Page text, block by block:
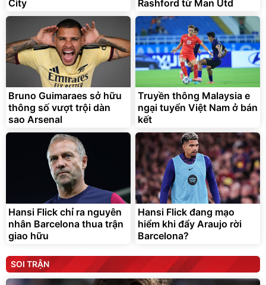
City Rashford từ Man Utd
Bruno Guimaraes sở hữu
thông số vượt trội dàn
sao Arsenal
Truyền thông Malaysia e
ngại tuyển Việt Nam ở bán
kết
Hansi Flick chỉ ra nguyên
nhân Barcelona thua trận
giao hữu
Hansi Flick đang mạo
hiểm khi đẩy Araujo rời
Barcelona?
SOI TRẬN